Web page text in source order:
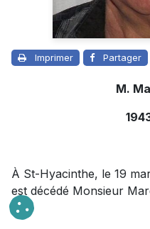
Imprimer Partager
M.
À St-Hyacinthe, le 19
est décédé Monsieur